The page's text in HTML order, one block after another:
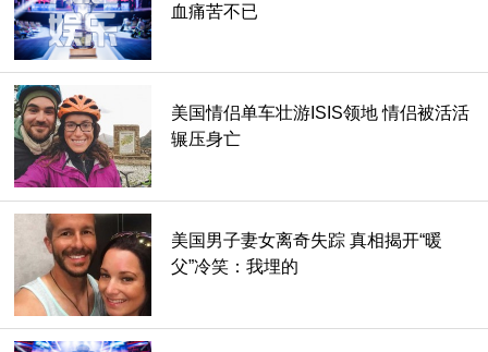
血痛苦不已
美国情侣单车壮游ISIS领地 情侣被活活
辗压身亡
美国男子妻女离奇失踪 真相揭开“暖
父”冷笑：我埋的